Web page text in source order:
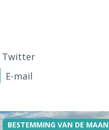
Twitter
E-mail
BESTEMMING VAN DE